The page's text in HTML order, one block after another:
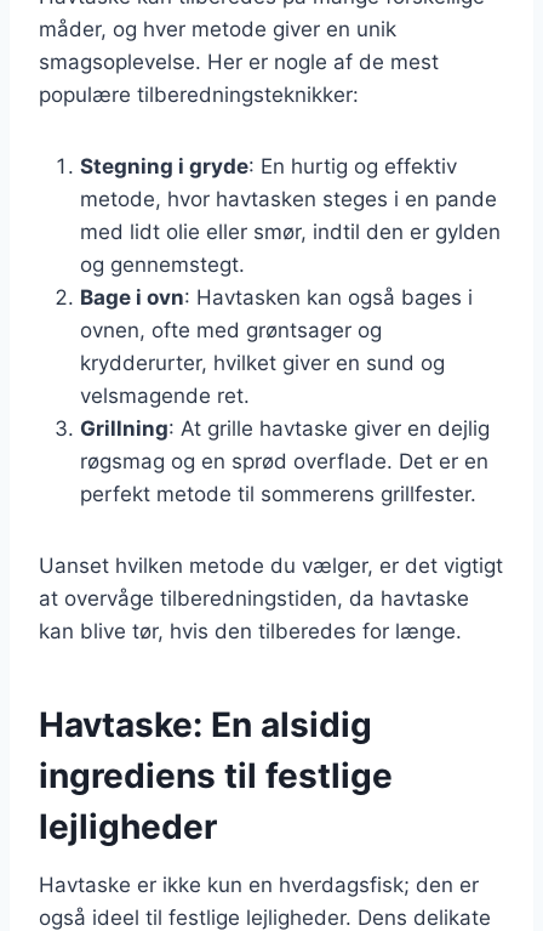
måder, og hver metode giver en unik
smagsoplevelse. Her er nogle af de mest
populære tilberedningsteknikker:
Stegning i gryde: En hurtig og effektiv
metode, hvor havtasken steges i en pande
med lidt olie eller smør, indtil den er gylden
og gennemstegt.
Bage i ovn: Havtasken kan også bages i
ovnen, ofte med grøntsager og
krydderurter, hvilket giver en sund og
velsmagende ret.
Grillning: At grille havtaske giver en dejlig
røgsmag og en sprød overflade. Det er en
perfekt metode til sommerens grillfester.
Uanset hvilken metode du vælger, er det vigtigt
at overvåge tilberedningstiden, da havtaske
kan blive tør, hvis den tilberedes for længe.
Havtaske: En alsidig
ingrediens til festlige
lejligheder
Havtaske er ikke kun en hverdagsfisk; den er
også ideel til festlige lejligheder. Dens delikate